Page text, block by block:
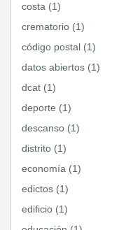
costa (1)
crematorio (1)
código postal (1)
datos abiertos (1)
dcat (1)
deporte (1)
descanso (1)
distrito (1)
economía (1)
edictos (1)
edificio (1)